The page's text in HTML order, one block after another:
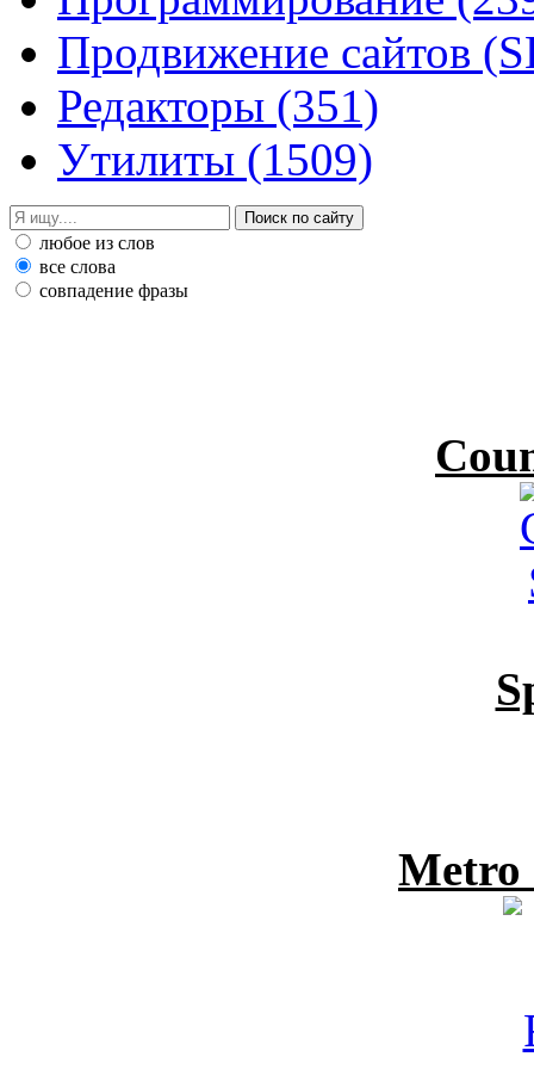
Продвижение сайтов
Редакторы (351)
Утилиты (1509)
любое из слов
все слова
совпадение фразы
Metro